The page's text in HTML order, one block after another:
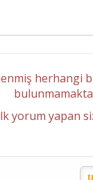
herhangi
yorum yapan